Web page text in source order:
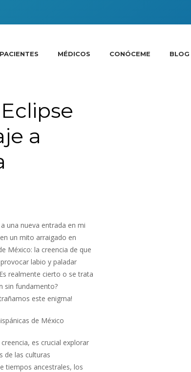
PACIENTES MÉDICOS CONÓCEME BLOG
a
una nueva entrada en mi
un mito arraigado en
México: la creencia de que
labio y paladar
realmente cierto o se trata
sin fundamento?
este enigma!
de México
es crucial explorar
de las culturas
tiempos ancestrales, los